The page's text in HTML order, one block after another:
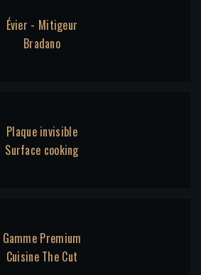
Évier - Mitigeur
Bradano
Plaque invisible
Surface cooking
Gamme Premium
Cuisine The Cut